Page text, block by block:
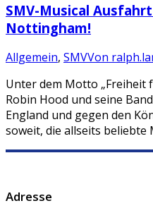
SMV-Musical
Nottingham!
Allgemein, SMVVon
Unter dem Motto „Freiheit
Robin Hood und seine
England und gegen den
soweit, die allseits
Adresse